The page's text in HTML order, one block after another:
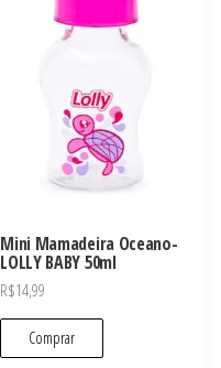
Mini Mamadeira Oceano-
LOLLY BABY 50ml
R$14,99
Comprar